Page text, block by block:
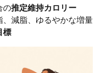
の推定維持カロリー
減脂、ゆるやかな増量
標